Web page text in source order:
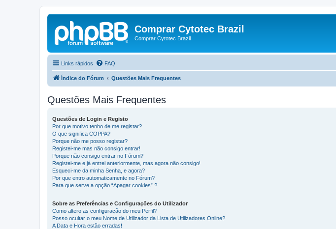
Comprar Cytotec Brazil
Comprar Cytotec Brazil
Links rápidos FAQ
Índice do Fórum Questões Mais Frequentes
Questões Mais Frequentes
Questões de Login e Registo
Por que motivo tenho de me registar?
O que significa COPPA?
Porque não me posso registar?
Registei-me mas não consigo entrar!
Porque não consigo entrar no Fórum?
Registei-me e já entrei anteriormente, mas agora não consigo!
Esqueci-me da minha Senha, e agora?
Por que entro automaticamente no Fórum?
Para que serve a opção “Apagar cookies” ?
Sobre as Preferências e Configurações do Utilizador
Como altero as configuração do meu Perfil?
Posso ocultar o meu Nome de Utilizador da Lista de Utilizadores Online?
A Data e Hora estão erradas!